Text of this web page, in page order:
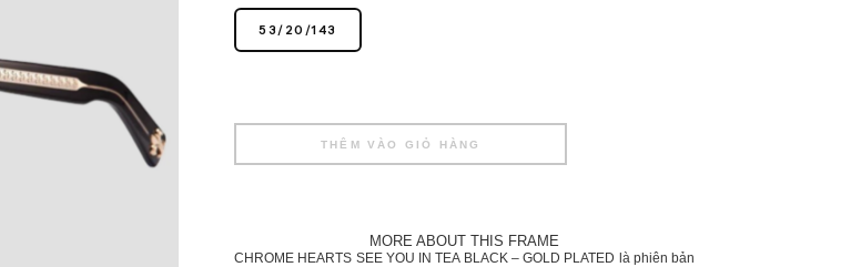
53 / 20 /143
THÊM VÀO GIỎ HÀNG
MORE ABOUT THIS FRAME
CHROME HEARTS SEE YOU IN TEA BLACK – GOLD PLATED là phiên bản